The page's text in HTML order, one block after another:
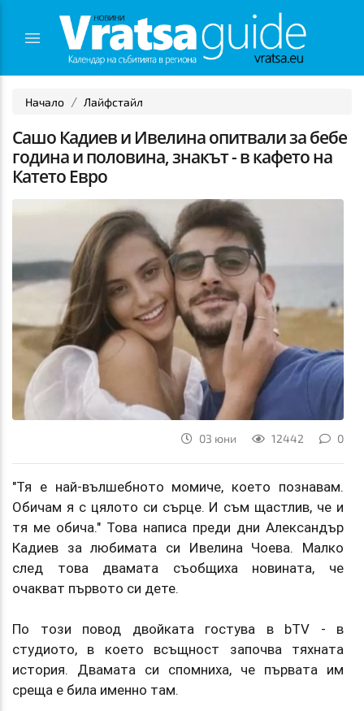
Начало Лайфстайл
Сашо Кадиев и Ивелина опитвали за бебе
година и половина, знакът - в кафето на
Катето Евро
03 юни 12442 0
"Тя е най-вълшебното момиче, което познавам.
Обичам я с цялото си сърце. И съм щастлив, че и
тя ме обича." Това написа преди дни Александър
Кадиев за любимата си Ивелина Чоева. Малко
след това двамата съобщиха новината, че
очакват първото си дете.
По този повод двойката гостува в bTV - в
студиото, в което всъщност започва тяхната
история. Двамата си спомниха, че първата им
среща е била именно там.